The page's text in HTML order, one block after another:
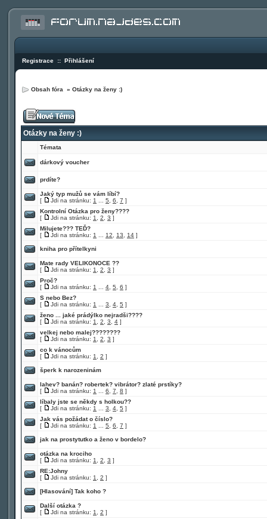
Registrace :: Přihlášení
Obsah fóra » Otázky na ženy :)
Otázky na ženy :)
Témata
dárkový voucher
prdíte?
Jaký typ mužů se vám líbí?
[
Jdi na stránku: 1 5 6 7 ]
Kontrolní Otázka pro ženy????
[
Jdi na stránku: 1 2 3 ]
Milujete??? TEĎ?
[
Jdi na stránku: 1 12 13 14 ]
kniha pro přítelkyni
Mate rady VELIKONOCE ??
[
Jdi na stránku: 1 2 3 ]
Proč?
[
Jdi na stránku: 1 4 5 6 ]
S nebo Bez?
[
Jdi na stránku: 1 3 4 5 ]
ženo ... jaké prádýlko nejradši????
[
Jdi na stránku: 1 2 3 4 ]
velkej nebo malej????????
[
Jdi na stránku: 1 2 3 ]
co k vánocům
[
Jdi na stránku: 1 2 ]
šperk k narozeninám
lahev? banán? robertek? vibrátor? zlaté prstíky?
[
Jdi na stránku: 1 6 7 8 ]
líbaly jste se někdy s holkou??
[
Jdi na stránku: 1 3 4 5 ]
Jak vás požádat o číslo?
[
Jdi na stránku: 1 5 6 7 ]
jak na prostytutko a ženo v bordelo?
otázka na krociho
[
Jdi na stránku: 1 2 3 ]
RE:Johny
[
Jdi na stránku: 1 2 ]
[Hlasování] Tak koho ?
Další otázka ?
[
Jdi na stránku: 1 2 ]